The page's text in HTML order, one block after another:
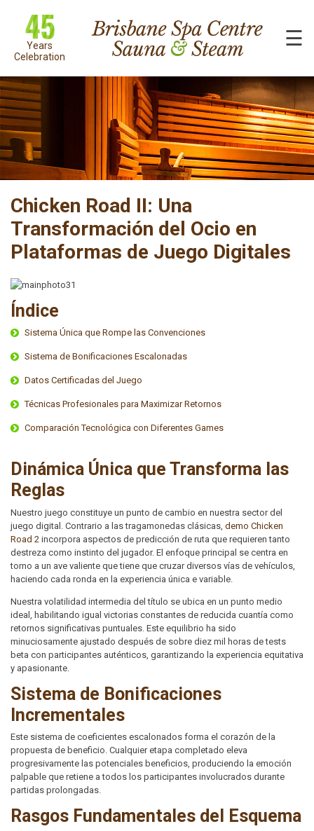
Years
Celebration
☰
Chicken Road II: Una
Transformación del Ocio en
Plataformas de Juego Digitales
Índice
Sistema Única que Rompe las Convenciones
Sistema de Bonificaciones Escalonadas
Datos Certificadas del Juego
Técnicas Profesionales para Maximizar Retornos
Comparación Tecnológica con Diferentes Games
Dinámica Única que Transforma las
Reglas
Nuestro juego constituye un punto de cambio en nuestra sector del
juego digital. Contrario a las tragamonedas clásicas, demo Chicken
Road 2 incorpora aspectos de predicción de ruta que requieren tanto
destreza como instinto del jugador. El enfoque principal se centra en
torno a un ave valiente que tiene que cruzar diversos vías de vehículos,
haciendo cada ronda en la experiencia única e variable.
Nuestra volatilidad intermedia del título se ubica en un punto medio
ideal, habilitando igual victorias constantes de reducida cuantía como
retornos significativas puntuales. Este equilibrio ha sido
minuciosamente ajustado después de sobre diez mil horas de tests
beta con participantes auténticos, garantizando la experiencia equitativa
y apasionante.
Sistema de Bonificaciones
Incrementales
Este sistema de coeficientes escalonados forma el corazón de la
propuesta de beneficio. Cualquier etapa completado eleva
progresivamente las potenciales beneficios, produciendo la emoción
palpable que retiene a todos los participantes involucrados durante
partidas prolongadas.
Rasgos Fundamentales del Esquema